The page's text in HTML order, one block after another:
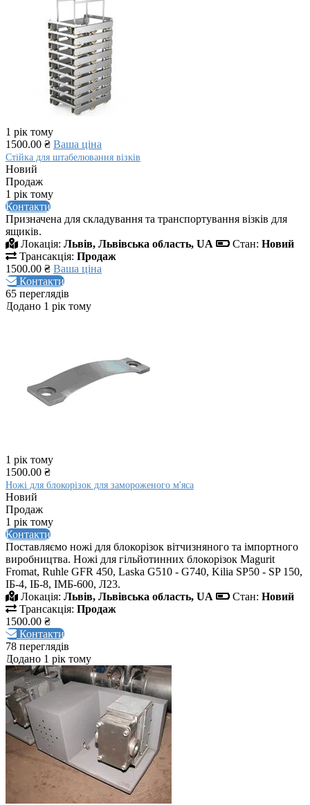
1 рік тому
1500.00 ₴ Ваша ціна
Стійка для штабелювання візків
Новий
Продаж
1 рік тому
Контакти
Призначена для складування та транспортування візків для
ящиків.
Локація: Львів, Львівська область, UA Стан: Новий
Трансакція: Продаж
1500.00 ₴ Ваша ціна
Контакти
65 переглядів
Додано 1 рік тому
1 рік тому
1500.00 ₴
Ножі для блокорізок для замороженого м'яса
Новий
Продаж
1 рік тому
Контакти
Поставляємо ножі для блокорізок вітчизняного та імпортного
виробництва. Ножі для гільйотинних блокорізок Magurit
Fromat, Ruhle GFR 450, Laska G510 - G740, Kilia SP50 - SP 150,
ІБ-4, ІБ-8, ІМБ-600, Л23.
Локація: Львів, Львівська область, UA Стан: Новий
Трансакція: Продаж
1500.00 ₴
Контакти
78 переглядів
Додано 1 рік тому